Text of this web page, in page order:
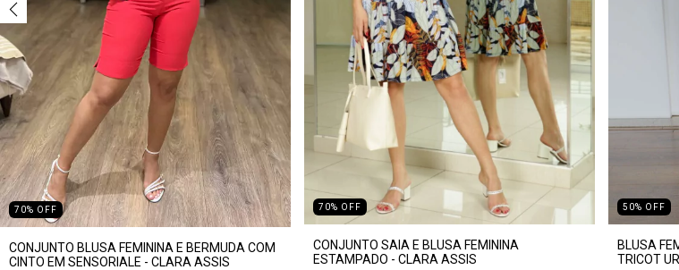
70% OFF
CONJUNTO BLUSA FEMININA E BERMUDA COM
CINTO EM SENSORIALE - CLARA ASSIS
70% OFF
CONJUNTO SAIA E BLUSA FEMININA
ESTAMPADO - CLARA ASSIS
50% OFF
BLUSA
TRICOT